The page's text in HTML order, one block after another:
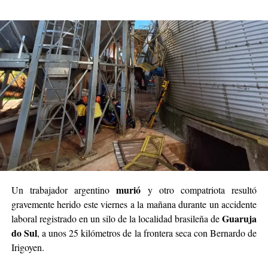
Un trabajador argentinomurió y otro compatriota resultó
gravemente herido este viernes a la mañana durante un accidente
laboral registrado en un silo de la localidad brasileña deGuaruja
do Sul, a unos 25 kilómetros de la frontera seca con Bernardo de
Irigoyen.